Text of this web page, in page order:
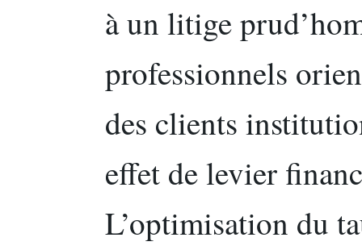
à un litige
professionnels
des clients
effet de levier
L’optimisation du